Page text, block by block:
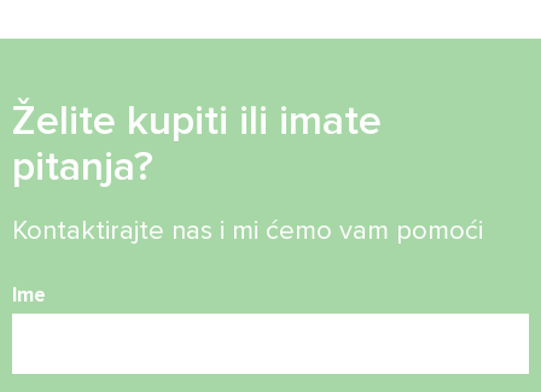
Želite kupiti ili imate
pitanja?
Kontaktirajte nas i mi ćemo vam pomoći
Ime